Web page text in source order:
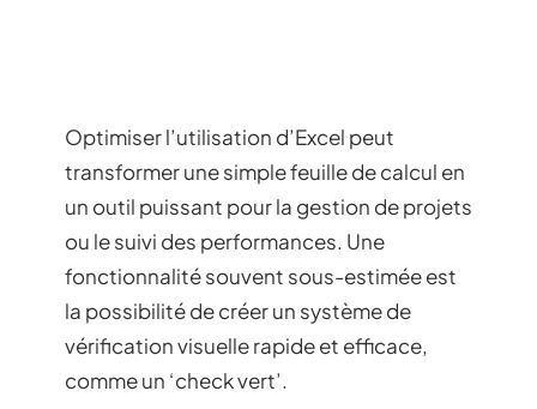
Optimiser l’utilisation d’Excel peut
transformer une simple feuille de calcul en
un outil puissant pour la gestion de projets
ou le suivi des performances. Une
fonctionnalité souvent sous-estimée est
la possibilité de créer un système de
vérification visuelle rapide et efficace,
comme un ‘check vert’.